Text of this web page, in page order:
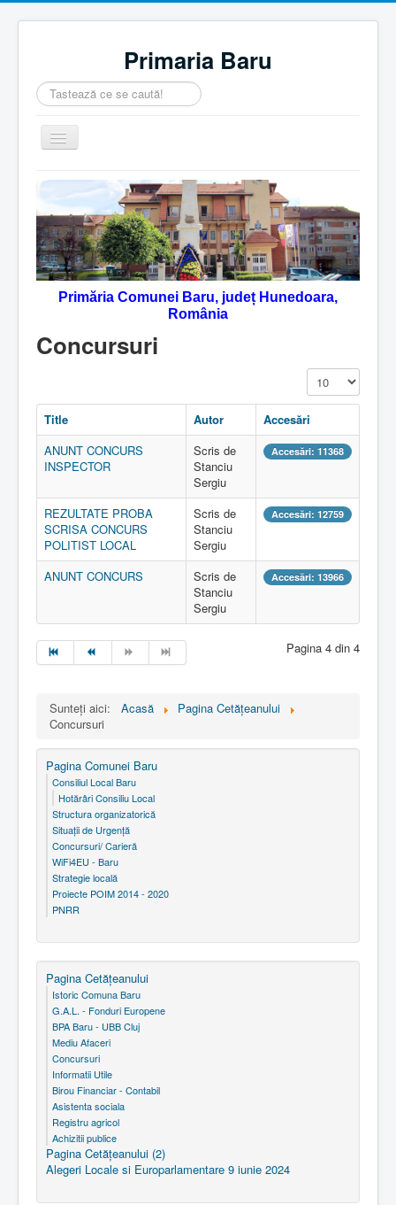
Primaria Baru
Căutare
...
Comută
navigarea
Home
Despre noi
Noutăţi
Contact
Servicii Online
Primăria Comunei Baru, județ Hunedoara,
România
Concursuri
Afișare #
Title Autor
Accesări
ANUNT CONCURS
INSPECTOR
Scris de
Stanciu
Sergiu
Accesări: 11368
REZULTATE PROBA
SCRISA CONCURS
POLITIST LOCAL
Scris de
Stanciu
Sergiu
Accesări: 12759
ANUNT CONCURS
Scris de
Stanciu
Sergiu
Accesări: 13966
Pagina 4 din 4
Sunteți aici: Acasă
Pagina Cetăţeanului
Concursuri
Pagina Comunei Baru
Consiliul Local Baru
Hotărâri Consiliu Local
Structura organizatorică
Situaţii de Urgenţă
Concursuri/ Carieră
WiFi4EU - Baru
Strategie locală
Proiecte POIM 2014 - 2020
PNRR
Pagina Cetăţeanului
Istoric Comuna Baru
G.A.L. - Fonduri Europene
BPA Baru - UBB Cluj
Mediu Afaceri
Concursuri
Informatii Utile
Birou Financiar - Contabil
Asistenta sociala
Registru agricol
Achizitii publice
Pagina Cetăţeanului (2)
Alegeri Locale si Europarlamentare 9 iunie 2024